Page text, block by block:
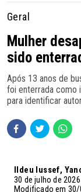
Geral
Mulher
sido
Após 13 anos de
foi enterrada como
para identificar
Ildeu Iussef,
30 de julho de
Modificado em